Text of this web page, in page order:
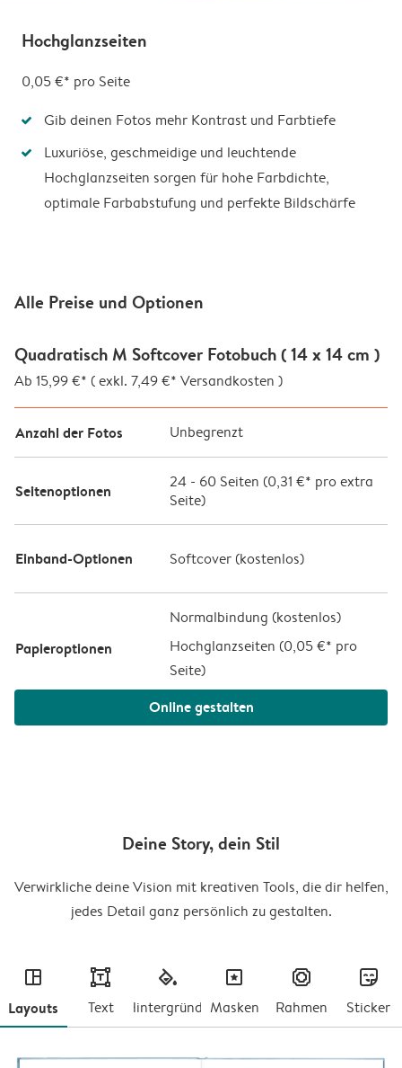
Hochglanzseiten
0,05 €* pro Seite
Gib deinen Fotos mehr Kontrast und Farbtiefe
Luxuriöse, geschmeidige und leuchtende
Hochglanzseiten sorgen für hohe Farbdichte,
optimale Farbabstufung und perfekte Bildschärfe
Alle Preise und Optionen
Quadratisch M Softcover Fotobuch ( 14 x 14 cm )
Ab 15,99 €* ( exkl. 7,49 €* Versandkosten )
Anzahl der Fotos Unbegrenzt
Seitenoptionen 24 - 60 Seiten (0,31 €* pro extra
Seite)
Einband-Optionen Softcover (kostenlos)
Papieroptionen
Normalbindung (kostenlos)
Hochglanzseiten (0,05 €* pro
Seite)
Online gestalten
Deine Story, dein Stil
Verwirkliche deine Vision mit kreativen Tools, die dir helfen,
jedes Detail ganz persönlich zu gestalten.
layout
Layouts
text
Text
fill
Hintergründe
masks
Masken
frames
Rahmen
stickers
Sticker